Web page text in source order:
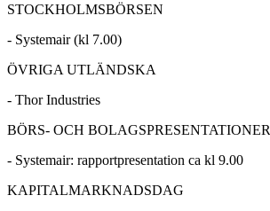
STOCKHOLMSBÖRSEN
- Systemair (kl 7.00)
ÖVRIGA UTLÄNDSKA
- Thor Industries
BÖRS- OCH BOLAGSPRESENTATIONER
- Systemair: rapportpresentation ca kl 9.00
KAPITALMARKNADSDAG